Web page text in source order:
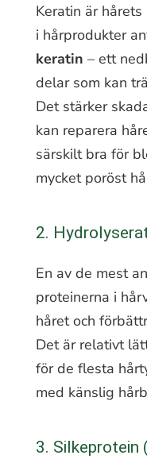
Keratin är
i hårprodukter
keratin – ett
delar som kan
Det stärker
kan reparera
särskilt bra för
mycket poröst
2.
En av de mest
proteinerna i
håret och
Det är relativt
för de flesta
med känslig
3. Silkeprotein